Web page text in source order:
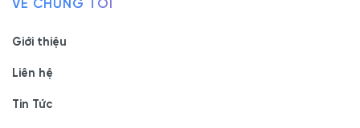
VỀ CHÚNG TÔI
Giới thiệu
Liên hệ
Tin Tức